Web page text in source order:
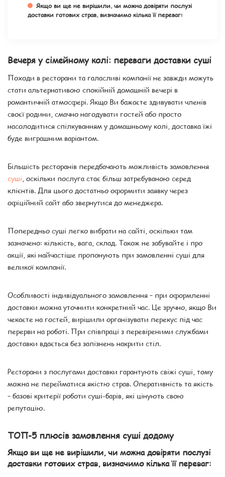
Якщо ви ще не вирішили, чи можна довіряти послузі
доставки готових страв, визначимо кілька її переваг:
Вечеря у сімейному колі: переваги доставки суші
Походи в ресторани та галасливі компанії не завжди можуть
стати альтернативою спокійній домашній вечері в
романтичній атмосфері. Якщо Ви бажаєте здивувати членів
своєї родини, смачно нагодувати гостей або просто
насолодитися спілкуванням у домашньому колі, доставка їжі
буде виграшним варіантом.
Більшість ресторанів передбачають можливість замовлення
суші , оскільки послуга стає більш затребуваною серед
клієнтів. Для цього достатньо оформити заявку через
офіційний сайт або звернутися до менеджера.
Попередньо суші легко вибрати на сайті, оскільки там
зазначено: кількість, вага, склад. Також не забувайте і про
акції, які найчастіше пропонують при замовленні суші для
великої компанії.
Особливості індивідуального замовлення – при оформленні
доставки можна уточнити конкретний час. Це зручно, якщо Ви
чекаєте на гостей, вирішили організувати перекус під час
перерви на роботі. При співпраці з перевіреними службами
доставки вдається без запізнень накрити стіл.
Ресторани з послугами доставки гарантують свіжі суші, тому
можна не перейматися якістю страв. Оперативність та якість
– базові критерії роботи суші-барів, які цінують свою
репутацію.
ТОП-5 плюсів замовлення суші додому
Якщо ви ще не вирішили, чи можна довіряти послузі
доставки готових страв, визначимо кілька її переваг: